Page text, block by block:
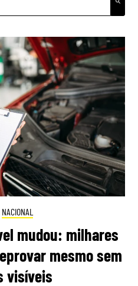
NACIONAL
mudou: milhares
mesmo sem
visíveis